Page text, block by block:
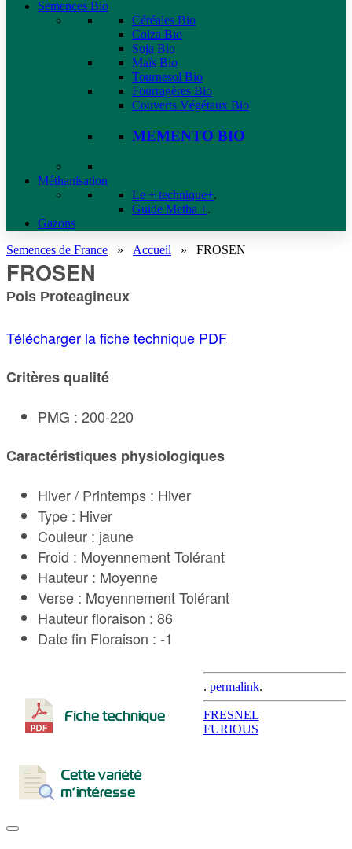
Semences Bio
Céréales Bio
Colza Bio
Soja Bio
Maïs Bio
Tournesol Bio
Fourragères Bio
Couverts Végétaux Bio
MEMENTO BIO
Méthanisation
Le + technique+.
Guide Metha +.
Gazons
Semences de France » Accueil » FROSEN
FROSEN
Pois Proteagineux
Télécharger la fiche technique PDF
Critères qualité
PMG : 200-220
Caractéristiques physiologiques
Hiver / Printemps : Hiver
Type : Hiver
Couleur : jaune
Froid : Moyennement Tolérant
Hauteur : Moyenne
Verse : Moyennement Tolérant
Hauteur floraison : 86
Date fin Floraison : -1
. permalink.
Post
navigation
FRESNEL
FURIOUS